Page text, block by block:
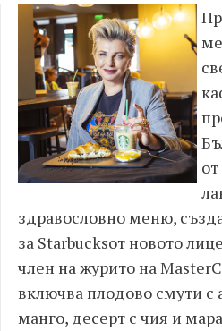
здравословно меню,
за Starbucksот новото
член на журито на
включва плодово смути с
манго, десерт с чия и